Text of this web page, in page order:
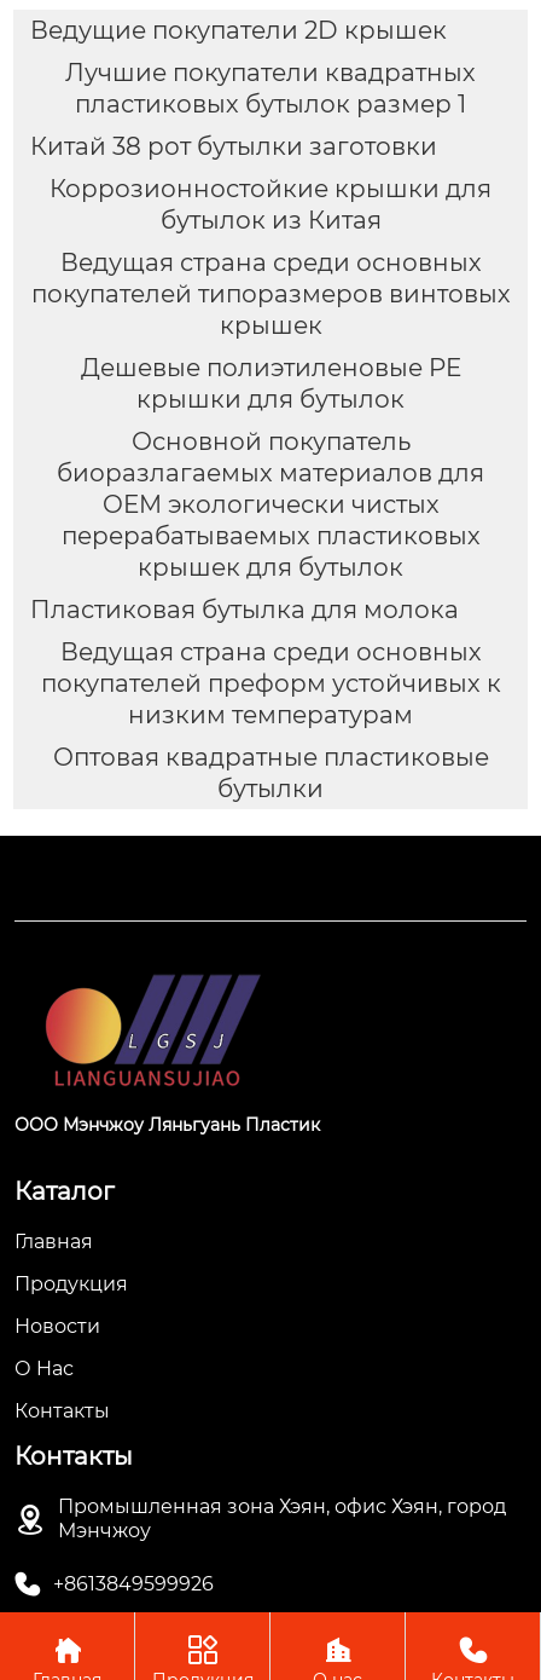
Ведущие покупатели 2D крышек
Лучшие покупатели квадратных
пластиковых бутылок размер 1
Китай 38 рот бутылки заготовки
Коррозионностойкие крышки для
бутылок из Китая
Ведущая страна среди основных
покупателей типоразмеров винтовых
крышек
Дешевые полиэтиленовые PE
крышки для бутылок
Основной покупатель
биоразлагаемых материалов для
OEM экологически чистых
перерабатываемых пластиковых
крышек для бутылок
Пластиковая бутылка для молока
Ведущая страна среди основных
покупателей преформ устойчивых к
низким температурам
Оптовая квадратные пластиковые
бутылки
ООО Мэнчжоу Ляньгуань Пластик
Каталог
Главная
Продукция
Новости
О Hас
Контакты
Контакты

Промышленная зона Хэян, офис Хэян, город
Мэнчжоу
 +8613849599926
   